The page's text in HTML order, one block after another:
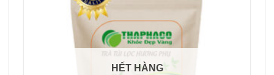
HẾT HÀNG